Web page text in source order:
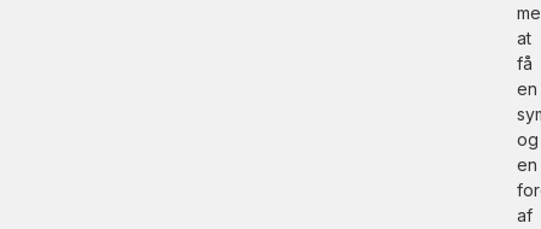
at
få
en
og
en
af